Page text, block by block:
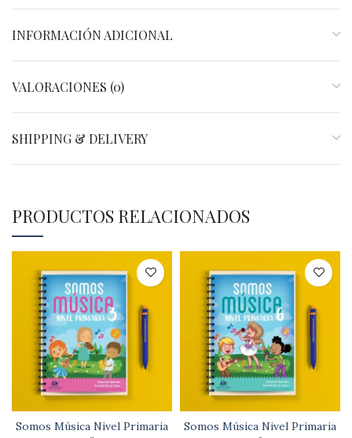
INFORMACIÓN ADICIONAL
VALORACIONES (0)
SHIPPING & DELIVERY
PRODUCTOS RELACIONADOS
Somos Música Nivel Primaria
Somos Música Nivel Primaria